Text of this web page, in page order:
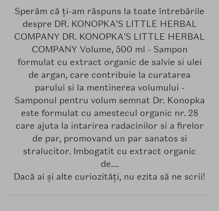
Sperăm că ți-am răspuns la toate întrebările
despre DR. KONOPKA'S LITTLE HERBAL
COMPANY DR. KONOPKA'S LITTLE HERBAL
COMPANY Volume, 500 ml - Sampon
formulat cu extract organic de salvie si ulei
de argan, care contribuie la curatarea
parului si la mentinerea volumului -
Samponul pentru volum semnat Dr. Konopka
este formulat cu amestecul organic nr. 28
care ajuta la intarirea radacinilor si a firelor
de par, promovand un par sanatos si
stralucitor. Imbogatit cu extract organic
de....
Dacă ai și alte curiozități, nu ezita să ne scrii!